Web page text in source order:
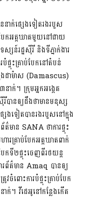
ាក់ផ្សេងទៀតរងរបួស
បែកអត្តឃាតមួយនៅជាយ
ន៍រដ្ឋស៊ីរី និងទីភ្នាក់ងារ
ផ្ទុះគ្រាប់បែកនៅតំបន់
ដាម៉ាស (Damascus)
ក់។ ក្រុមអ្នកអង្កេត
ានឲ្យដឹងថាមានមនុស្ស
េងទៀតបានរងរបួសនៅក្នុង
មាន SANA ថាការផ្ទុះ
គ្រាប់បែកអត្តឃាតពាក់
ែកទី២ផ្ទុះចេញពីរថយន្ត
ព័ត៌មាន Amaq បានឲ្យ
ពោះការបំផ្ទុះគ្រាប់បែក
ក់។ វីដេអូនៅកន្លែងកើត